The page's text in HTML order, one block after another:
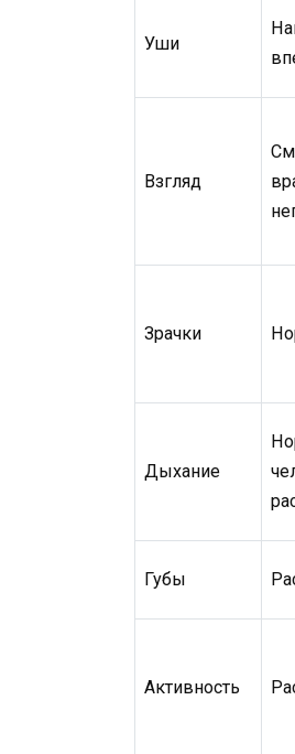
Уши
Взгляд
Зрачки
Дыхание
Губы
Активность